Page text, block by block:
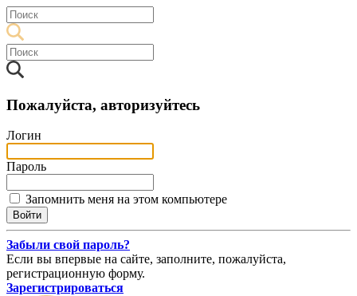
Пожалуйста, авторизуйтесь
Логин
Пароль
Запомнить меня на этом компьютере
Забыли свой пароль?
Если вы впервые на сайте, заполните, пожалуйста,
регистрационную форму.
Зарегистрироваться